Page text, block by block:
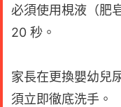
必須使用梘液（肥
20 秒。
家長在更換嬰幼兒
須立即徹底洗手。